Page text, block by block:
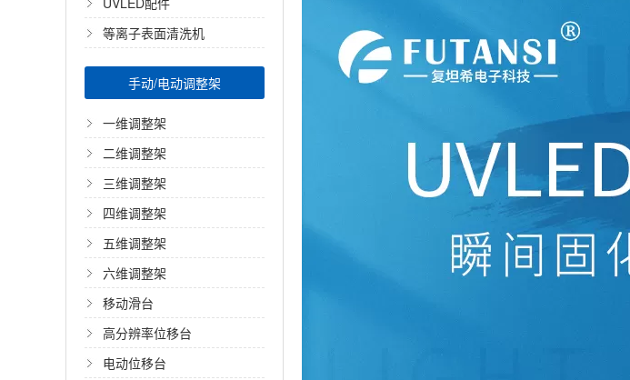
等离子表面清洗机
手动/电动调整架
一维调整架
二维调整架
三维调整架
四维调整架
五维调整架
六维调整架
移动滑台
高分辨率位移台
电动位移台